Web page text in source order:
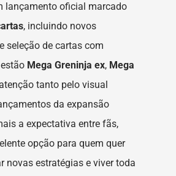
lançamento oficial marcado
, incluindo novos
seleção de cartas com
Mega Greninja ex, Mega
tanto pelo visual
da expansão
a expectativa entre fãs,
opção para quem quer
novas estratégias e viver toda